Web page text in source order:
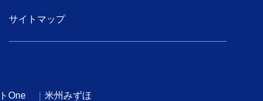
サイトマップ
One 米州みずほ